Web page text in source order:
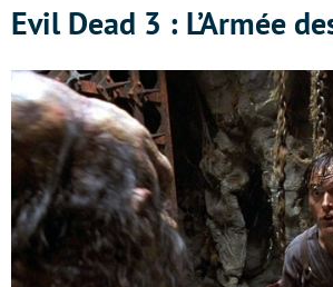
Evil Dead 3 : L’Armée